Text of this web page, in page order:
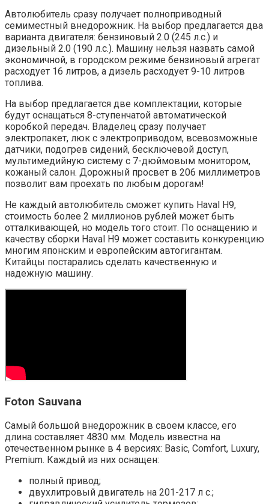
Автолюбитель сразу получает полноприводный
семиместный внедорожник. На выбор предлагается два
варианта двигателя: бензиновый 2.0 (245 л.с.) и
дизельный 2.0 (190 л.с.). Машину нельзя назвать самой
экономичной, в городском режиме бензиновый агрегат
расходует 16 литров, а дизель расходует 9-10 литров
топлива.
На выбор предлагается две комплектации, которые
будут оснащаться 8-ступенчатой ​​автоматической
коробкой передач. Владелец сразу получает
электропакет, люк с электроприводом, всевозможные
датчики, подогрев сидений, бесключевой доступ,
мультимедийную систему с 7-дюймовым монитором,
кожаный салон. Дорожный просвет в 206 миллиметров
позволит вам проехать по любым дорогам!
Не каждый автолюбитель сможет купить Haval H9,
стоимость более 2 миллионов рублей может быть
отталкивающей, но модель того стоит. По оснащению и
качеству сборки Haval H9 может составить конкуренцию
многим японским и европейским автогигантам.
Китайцы постарались сделать качественную и
надежную машину.
Foton Sauvana
Самый большой внедорожник в своем классе, его
длина составляет 4830 мм. Модель известна на
отечественном рынке в 4 версиях: Basic, Comfort, Luxury,
Premium. Каждый из них оснащен:
полный привод;
двухлитровый двигатель на 201-217 л с.;